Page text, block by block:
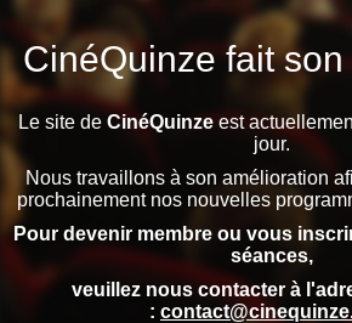
CinéQuinze fait
Le site de CinéQuinzeest
jour.
Nous travaillons à son amélioration
prochainement nos nouvelles
Pour devenir membre ou vous
séances,
veuillez nous contacter à
: